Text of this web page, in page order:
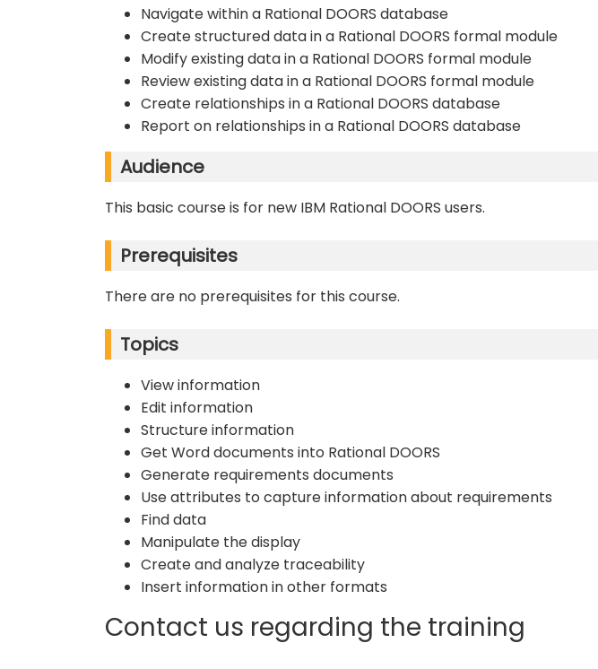
Navigate within a Rational DOORS database
Create structured data in a Rational DOORS formal module
Modify existing data in a Rational DOORS formal module
Review existing data in a Rational DOORS formal module
Create relationships in a Rational DOORS database
Report on relationships in a Rational DOORS database
Audience
This basic course is for new IBM Rational DOORS users.
Prerequisites
There are no prerequisites for this course.
Topics
View information
Edit information
Structure information
Get Word documents into Rational DOORS
Generate requirements documents
Use attributes to capture information about requirements
Find data
Manipulate the display
Create and analyze traceability
Insert information in other formats
Contact us regarding the training